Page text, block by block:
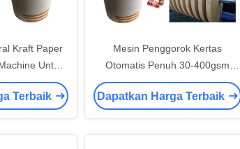
Kraft Paper
Untuk
Terbaik
Mesin Penggorok Kertas
Otomatis Penuh 30-400gsm
Dengan Tiga Servo
Dapatkan Harga Terbaik